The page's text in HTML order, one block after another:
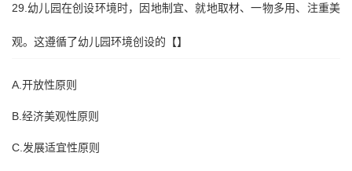
29.幼儿园在创设环境时，因地制宜、就地取材、一物多用、注重美
观。这遵循了幼儿园环境创设的【】
A.开放性原则
B.经济美观性原则
C.发展适宜性原则